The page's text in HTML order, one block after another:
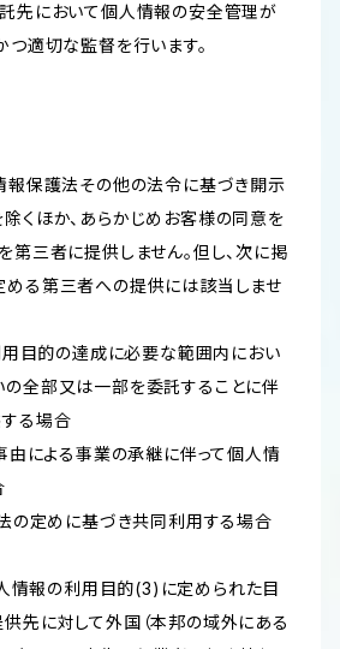
先において個人情報の安全管理が
つ適切な監督を行います。
報保護法その他の法令に基づき開示
くほか、あらかじめお客様の同意を
第三者に提供しません。但し、次に掲
る第三者への提供には該当しませ
用目的の達成に必要な範囲内におい
全部又は一部を委託することに伴
る場合
由による事業の承継に伴って個人情
法の定めに基づき共同利用する場合
情報の利用目的(3)に定められた目
先に対して外国（本邦の域外にある